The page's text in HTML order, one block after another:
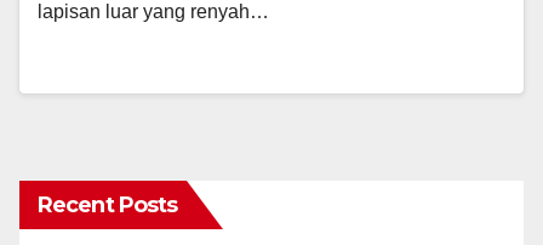
lapisan luar yang renyah…
Recent Posts